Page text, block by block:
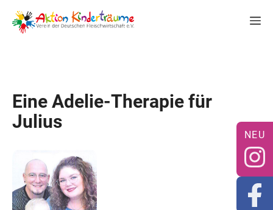
Inhalt
springen
Eine Adelie-Therapie für
Julius